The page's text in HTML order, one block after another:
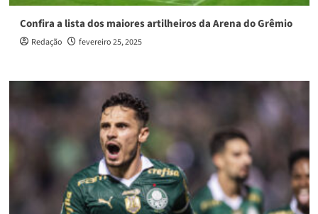
Confira a lista dos maiores artilheiros da Arena do Grêmio
Redação fevereiro 25, 2025